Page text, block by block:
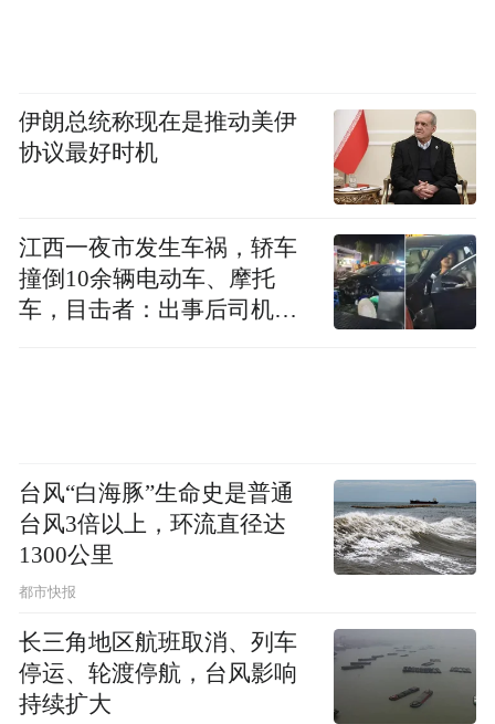
伊朗总统称现在是推动美伊
协议最好时机
江西一夜市发生车祸，轿车
撞倒10余辆电动车、摩托
车，目击者：出事后司机一
台风“白海豚”生命史是普通
台风3倍以上，环流直径达
1300公里
都市快报
长三角地区航班取消、列车
停运、轮渡停航，台风影响
持续扩大